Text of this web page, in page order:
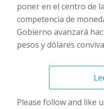
poner en el centro de
competencia de
Gobierno avanzará
pesos y dólares
Please follow and like